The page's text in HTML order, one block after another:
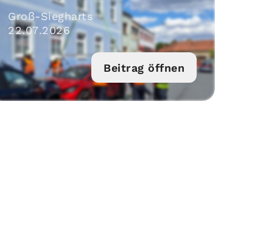
Groß-Siegharts
22.07.2026
Beitrag öffnen